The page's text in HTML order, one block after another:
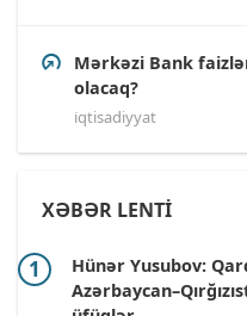
Mərkəzi Bank
olacaq?
i̇qtisadiyyat
XƏBƏR LENTİ
Hünər Yusubov: